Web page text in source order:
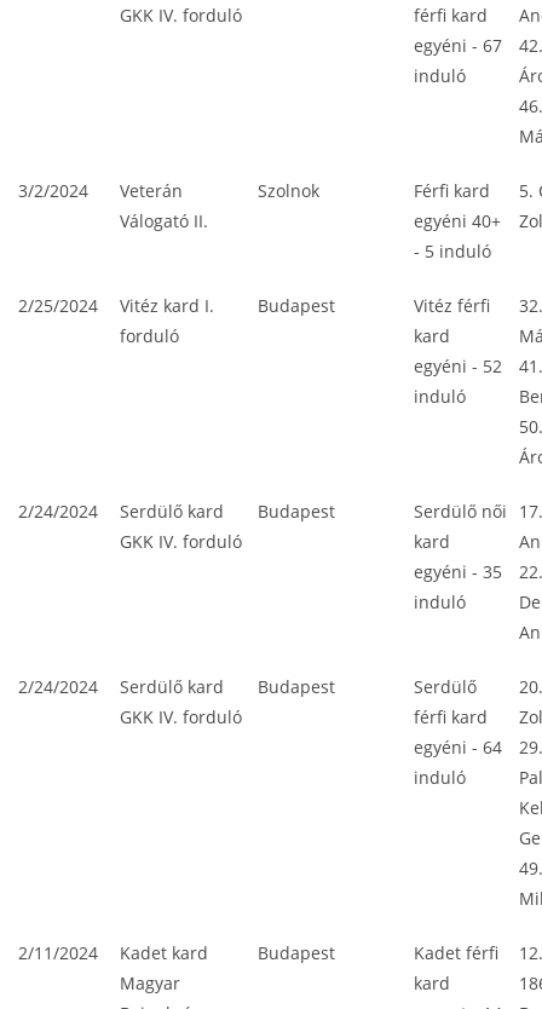
GKK IV. forduló
férfi kard
egyéni - 67
induló
3/2/2024
Veterán
Válogató II.
Szolnok
Férfi kard
egyéni 40+
- 5 induló
5.
2/25/2024
Vitéz kard I.
forduló
Budapest
Vitéz férfi
kard
egyéni - 52
induló
2/24/2024
Serdülő kard
GKK IV. forduló
Budapest
Serdülő női
kard
egyéni - 35
induló
22.
2/24/2024
Serdülő kard
GKK IV. forduló
Budapest
Serdülő
férfi kard
egyéni - 64
induló
29.
2/11/2024
Kadet kard
Magyar
Budapest
Kadet férfi
kard